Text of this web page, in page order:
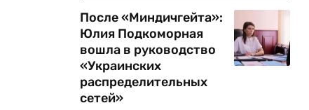
После «Миндичгейта»:
Юлия Подкоморная
вошла в руководство
«Украинских
распределительных
сетей»